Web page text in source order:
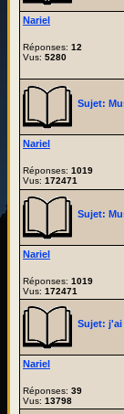
Nariel
Réponses: 12
Vus: 5280
Sujet:
Nariel
Réponses: 1019
Vus: 172471
Sujet:
Nariel
Réponses: 1019
Vus: 172471
Sujet: j'ai
Nariel
Réponses: 39
Vus: 13798